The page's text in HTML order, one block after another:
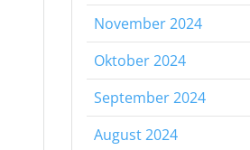
November 2024
Oktober 2024
September 2024
August 2024